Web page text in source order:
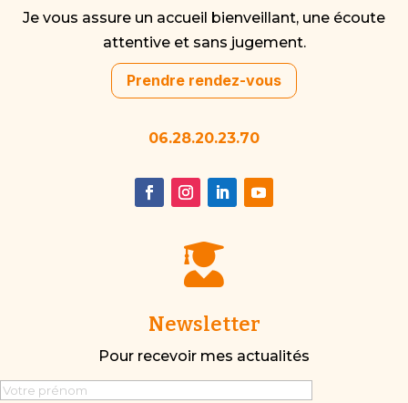
Je vous assure un accueil bienveillant, une écoute
attentive et sans jugement.
Prendre rendez-vous
06.28.20.23.70

Newsletter
Pour recevoir mes actualités